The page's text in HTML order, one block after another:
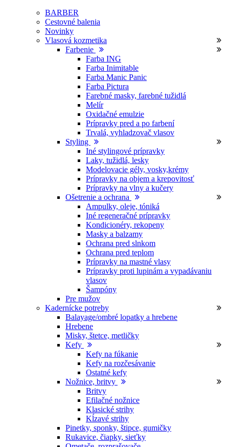
BARBER
Cestovné balenia
Novinky
Vlasová kozmetika
Farbenie
Farba ING
Farba Inimitable
Farba Manic Panic
Farba Pictura
Farebné masky, farebné tužidlá
Melír
Oxidačné emulzie
Prípravky pred a po farbení
Trvalá, vyhladzovač vlasov
Styling
Iné stylingové prípravky
Laky, tužidlá, lesky
Modelovacie gély, vosky,krémy
Prípravky na objem a krepovitosť
Prípravky na vlny a kučery
Ošetrenie a ochrana
Ampulky, oleje, tóniká
Iné regeneračné prípravky
Kondicionéry, rekopeny
Masky a balzamy
Ochrana pred slnkom
Ochrana pred teplom
Prípravky na mastné vlasy
Prípravky proti lupinám a vypadávaniu
vlasov
Šampóny
Pre mužov
Kadernícke potreby
Balayage/ombré lopatky a hrebene
Hrebene
Misky, štetce, metličky
Kefy
Kefy na fúkanie
Kefy na rozčesávanie
Ostatné kefy
Nožnice, britvy
Britvy
Efilačné nožnice
Klasické strihy
Kĺzavé strihy
Pinetky, sponky, štipce, gumičky
Rukavice, čiapky, sieťky